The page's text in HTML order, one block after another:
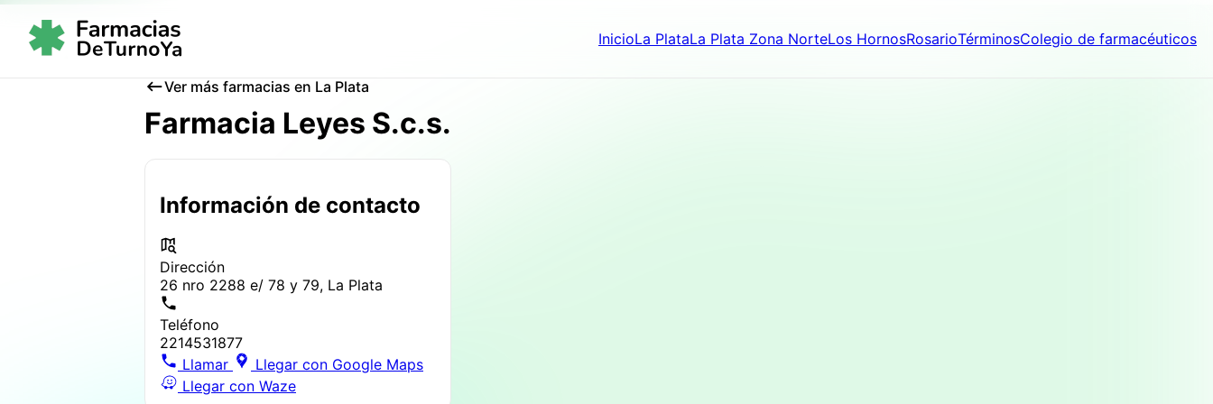
InicioLa PlataLa Plata Zona NorteLos HornosRosarioTérminosColegio de farmacéuticos
Ver más farmacias en La Plata
Farmacia Leyes S.c.s.
Información de contacto
Dirección
26 nro 2288 e/ 78 y 79, La Plata
Teléfono
2214531877
Llamar
Llegar con Google Maps
Llegar con Waze